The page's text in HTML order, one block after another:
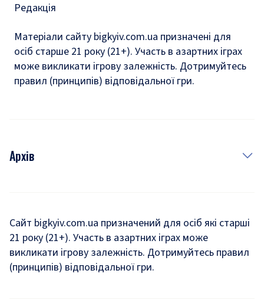
Редакція
Матеріали сайту bigkyiv.com.ua призначені для
осіб старше 21 року (21+). Участь в азартних іграх
може викликати ігрову залежність. Дотримуйтесь
правил (принципів) відповідальної гри.
Архів
Комуналка
Хроніки війни
Сайт bigkyiv.com.ua призначений для осіб які старші
21 року (21+). Участь в азартних іграх може
викликати ігрову залежність. Дотримуйтесь правил
(принципів) відповідальної гри.